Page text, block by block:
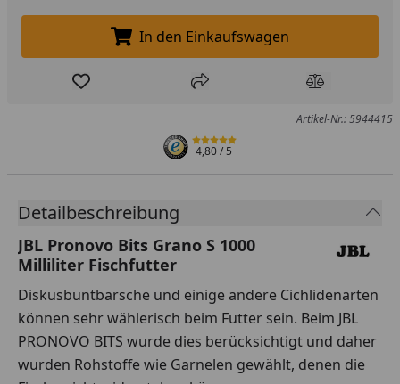
In den Einkaufswagen legen
In den Einkaufswagen
Produkt zur Wunschliste hinzufügen
Teilen Produkt
Artikel-Nr.: 5944415
4,80/ 5
Detailbeschreibung
JBL Pronovo Bits Grano S 1000
Milliliter Fischfutter
Diskusbuntbarsche und einige andere Cichlidenarten
können sehr wählerisch beim Futter sein. Beim JBL
PRONOVO BITS wurde dies berücksichtigt und daher
wurden Rohstoffe wie Garnelen gewählt, denen die